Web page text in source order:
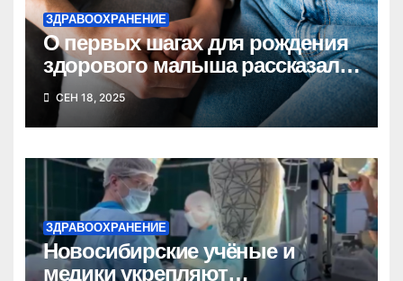
ЗДРАВООХРАНЕНИЕ
О первых шагах для рождения
здорового малыша рассказала
врач Анна Вятчинина
СЕН 18, 2025
ЗДРАВООХРАНЕНИЕ
Новосибирские учёные и
медики укрепляют